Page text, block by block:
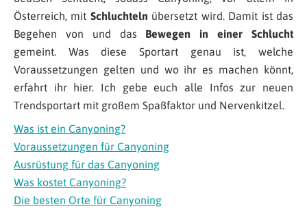
Österreich, mit Schluchteln übersetzt wird. Damit ist das
Begehen von und das Bewegen in einer Schlucht
gemeint. Was diese Sportart genau ist, welche
Voraussetzungen gelten und wo ihr es machen könnt,
erfahrt ihr hier. Ich gebe euch alle Infos zur neuen
Trendsportart mit großem Spaßfaktor und Nervenkitzel.
Was ist ein Canyoning?
Voraussetzungen für Canyoning
Ausrüstung für das Canyoning
Was kostet Canyoning?
Die besten Orte für Canyoning